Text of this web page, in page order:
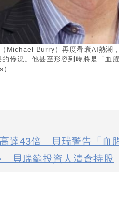
Michael Burry）再度看衰AI熱潮
慘況。他甚至形容到時將是「血
達43倍 貝瑞警告「血
貝瑞籲投資人清倉持股